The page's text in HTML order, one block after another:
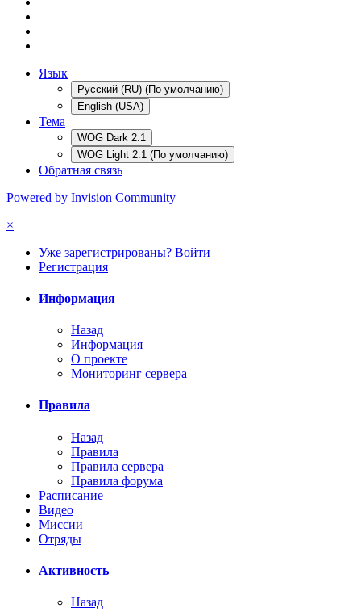
Язык
Русский (RU) (По умолчанию)
English (USA)
Тема
WOG Dark 2.1
WOG Light 2.1 (По умолчанию)
Обратная связь
Powered by Invision Community
×
Уже зарегистрированы? Войти
Регистрация
Информация
Назад
Информация
О проекте
Мониторинг сервера
Правила
Назад
Правила
Правила сервера
Правила форума
Расписание
Видео
Миссии
Отряды
Активность
Назад